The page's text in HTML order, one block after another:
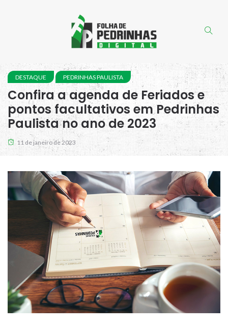
DESTAQUE PEDRINHAS PAULISTA
Confira a agenda de Feriados e
pontos facultativos em Pedrinhas
Paulista no ano de 2023
11 de janeiro de 2023